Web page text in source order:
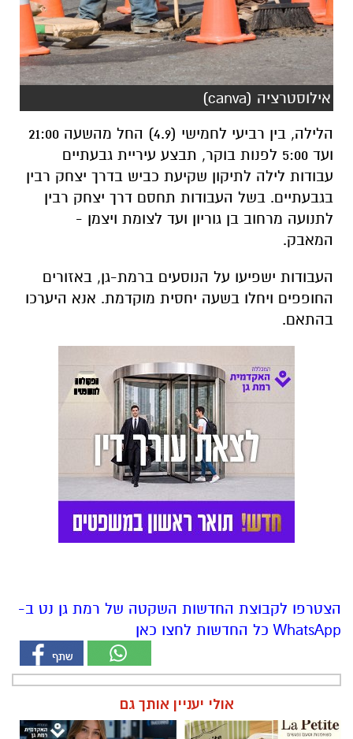
אילוסטרציה (canva)
הלילה, בין רביעי לחמישי (4.9) החל מהשעה 21:00
ועד 5:00 לפנות בוקר, תבצע עיריית גבעתיים
עבודות לילה לתיקון שקיעת כביש בדרך יצחק רבין
בגבעתיים. בשל העבודות תחסם דרך יצחק רבין
לתנועה מרחוב בן גוריון ועד לצומת ויצמן -
המאבק.
העבודות ישפיעו על הנוסעים ברמת-גן, באזורים
החופפים ויחלו בשעה יחסית מוקדמת. אנא היערכו
בהתאם.
הצטרפו לקבוצת החדשות השקטה של רמת גן נט ב-
WhatsApp כל החדשות לחצו כאן
אולי יעניין אותך גם